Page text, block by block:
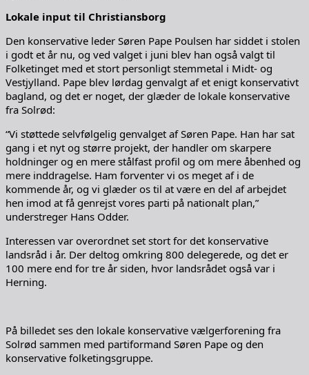
Lokale input til Christiansborg
Den konservative leder Søren Pape Poulsen har siddet i stolen
i godt et år nu, og ved valget i juni blev han også valgt til
Folketinget med et stort personligt stemmetal i Midt- og
Vestjylland. Pape blev lørdag genvalgt af et enigt konservativt
bagland, og det er noget, der glæder de lokale konservative
fra Solrød:
“Vi støttede selvfølgelig genvalget af Søren Pape. Han har sat
gang i et nyt og større projekt, der handler om skarpere
holdninger og en mere stålfast profil og om mere åbenhed og
mere inddragelse. Ham forventer vi os meget af i de
kommende år, og vi glæder os til at være en del af arbejdet
hen imod at få genrejst vores parti på nationalt plan,”
understreger Hans Odder.
Interessen var overordnet set stort for det konservative
landsråd i år. Der deltog omkring 800 delegerede, og det er
100 mere end for tre år siden, hvor landsrådet også var i
Herning.
På billedet ses den lokale konservative vælgerforening fra
Solrød sammen med partiformand Søren Pape og den
konservative folketingsgruppe.​